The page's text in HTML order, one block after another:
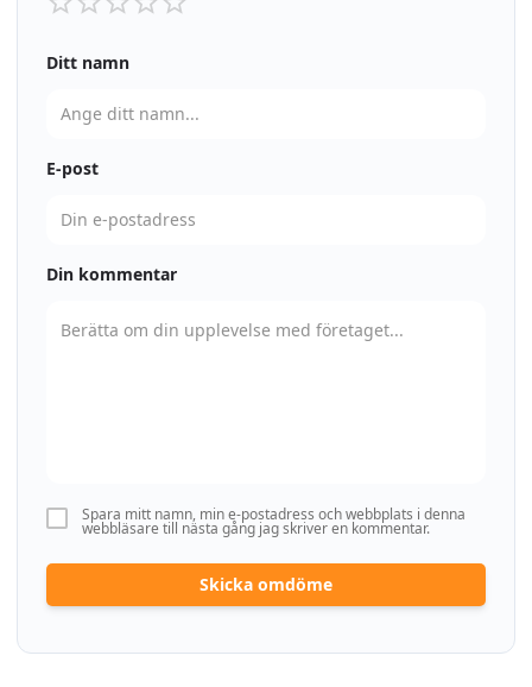
Ditt namn
E-post
Din kommentar
Spara mitt namn, min e-postadress och webbplats i denna
webbläsare till nästa gång jag skriver en kommentar.
Skicka omdöme